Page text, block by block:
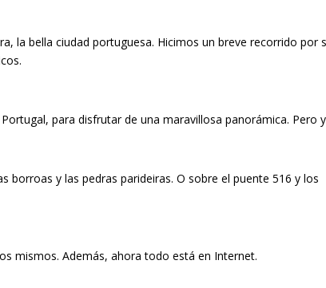
la bella ciudad portuguesa. Hicimos un breve recorrido por
para disfrutar de una maravillosa panorámica. Pero
borroas y las pedras parideiras. O sobre el puente 516 y los
mismos. Además, ahora todo está en Internet.